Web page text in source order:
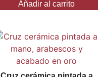
Añadir al carrito